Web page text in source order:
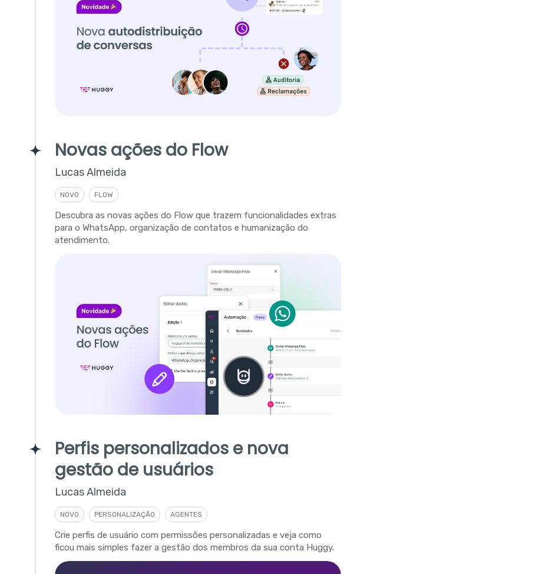
Novas ações do Flow
Lucas Almeida
NOVO FLOW
Descubra as novas ações do Flow que trazem funcionalidades extras
para o WhatsApp, organização de contatos e humanização do
atendimento.
Perfis personalizados e nova
gestão de usuários
Lucas Almeida
NOVO PERSONALIZAÇÃO AGENTES
Crie perfis de usuário com permissões personalizadas e veja como
ficou mais simples fazer a gestão dos membros da sua conta Huggy.